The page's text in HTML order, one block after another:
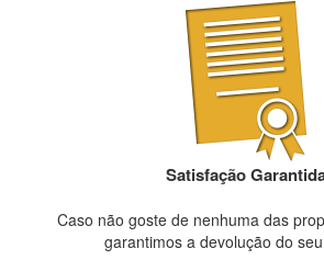
Satisfação
Caso não goste de nenhuma das
garantimos a devolução do